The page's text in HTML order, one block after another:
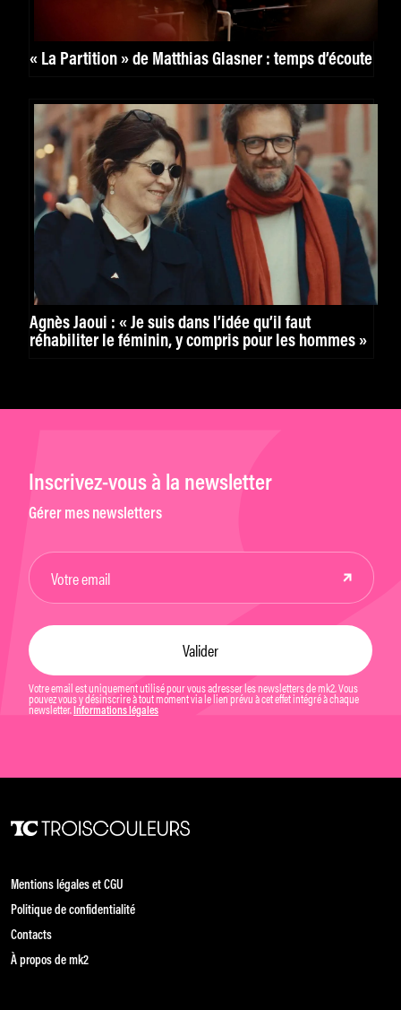
« La Partition » de Matthias Glasner : temps d’écoute
Agnès Jaoui : « Je suis dans l’idée qu’il faut
réhabiliter le féminin, y compris pour les hommes »
Inscrivez-vous à la newsletter
Gérer mes newsletters
Votre email est uniquement utilisé pour vous adresser les newsletters de mk2. Vous
pouvez vous y désinscrire à tout moment via le lien prévu à cet effet intégré à chaque
newsletter. Informations légales
Mentions légales et CGU
Politique de confidentialité
Contacts
À propos de mk2